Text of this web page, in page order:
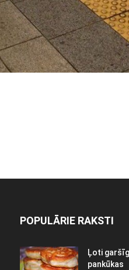
POPULĀRIE RAKSTI
Ļoti
pankūkas